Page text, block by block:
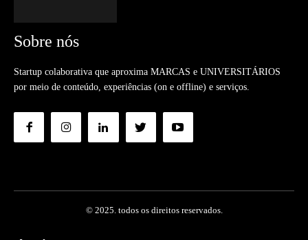
Sobre nós
Startup colaborativa que aproxima MARCAS e UNIVERSITÁRIOS
por meio de conteúdo, experiências (on e offline) e serviços.
© 2025. todos os direitos reservados.